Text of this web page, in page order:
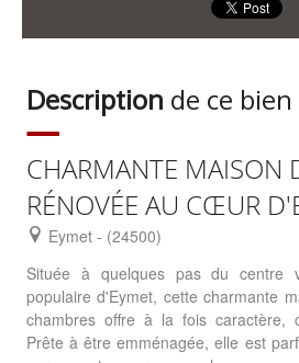
Description de ce bien
CHARMANTE MAISON
RÉNOVÉE AU CŒUR
Eymet - (24500)
Située à quelques pas du centre
populaire d'Eymet, cette charmante
chambres offre à la fois caractère,
Prête à être emménagée, elle est